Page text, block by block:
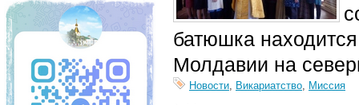
батюшка
Молдавии на
Новости, Викариатство, Миссия